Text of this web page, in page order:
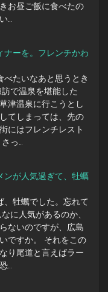
お昼ご飯に食べたの
…
ナーを。フレンチかわ
べたいなあと思うとき
で温泉を堪能した
津温泉に行こうとし
てしまっては、先の
にはフレンチレスト
っ…
ンが人気過ぎて、牡蠣
、牡蠣でした。忘れて
に人気があるのか、
ないのですが、広島
ですか。 それをこの
り尾道と言えばラー
…